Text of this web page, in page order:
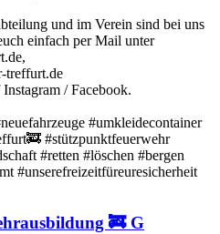
und im Verein sind bei uns
einfach per Mail unter
treffurt.de
/ Facebook.
#umkleidecontainer
#stützpunktfeuerwehr
#retten #löschen #bergen
#unserefreizeitfüreuresicherheit
🚒 G